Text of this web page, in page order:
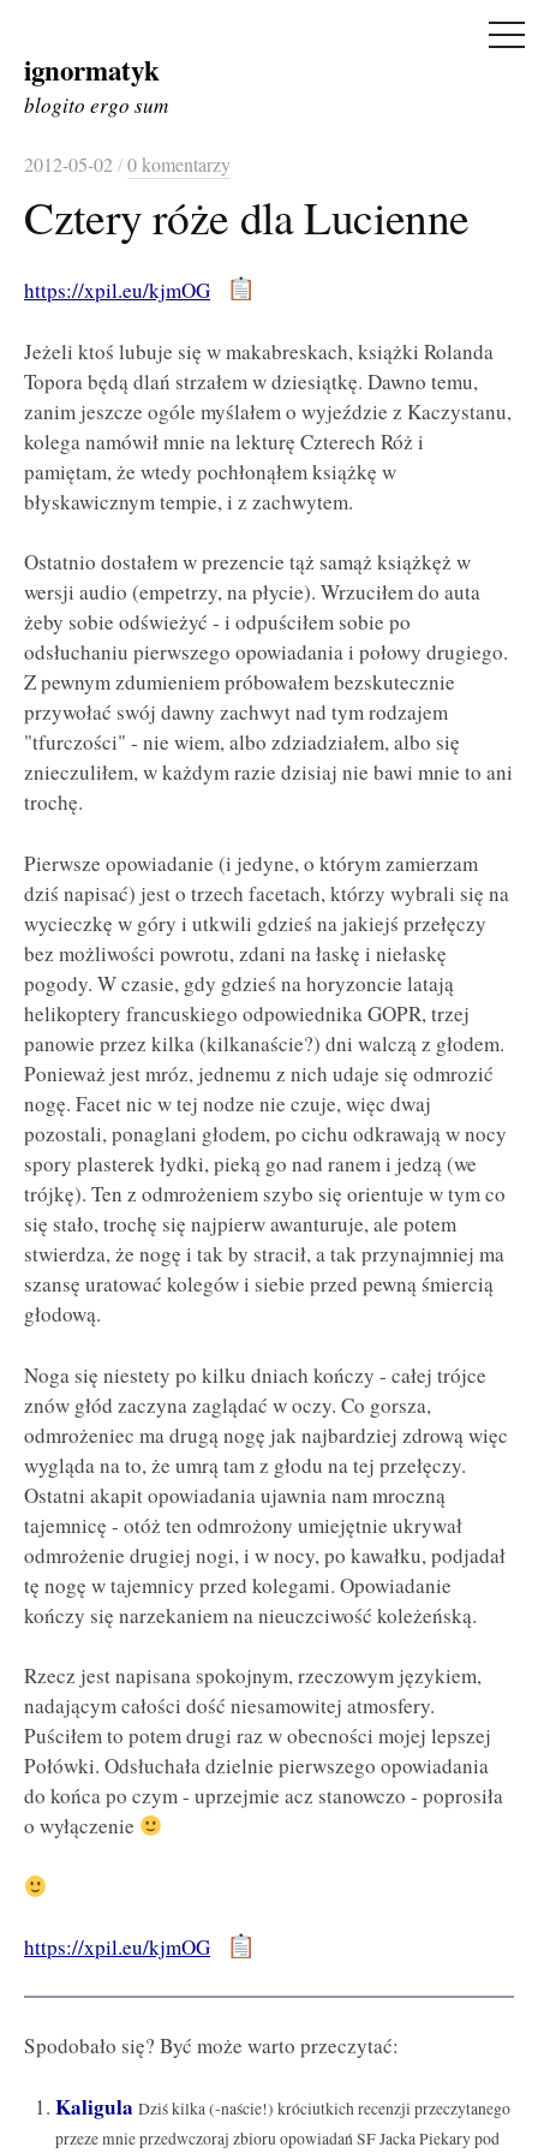
Skip
to
ignormatyk
blogito ergo sum
2012-05-02/0 komentarzy
Cztery róże dla Lucienne
https://xpil.eu/kjmOG
Jeżeli ktoś lubuje się w makabreskach, książki Rolanda
Topora będą dlań strzałem w dziesiątkę. Dawno temu,
zanim jeszcze ogóle myślałem o wyjeździe z Kaczystanu,
kolega namówił mnie na lekturę Czterech Róż i
pamiętam, że wtedy pochłonąłem książkę w
błyskawicznym tempie, i z zachwytem.
Ostatnio dostałem w prezencie tąż samąż książkęż w
wersji audio (empetrzy, na płycie). Wrzuciłem do auta
żeby sobie odświeżyć - i odpuściłem sobie po
odsłuchaniu pierwszego opowiadania i połowy drugiego.
Z pewnym zdumieniem próbowałem bezskutecznie
przywołać swój dawny zachwyt nad tym rodzajem
"tfurczości" - nie wiem, albo zdziadziałem, albo się
znieczuliłem, w każdym razie dzisiaj nie bawi mnie to ani
trochę.
Pierwsze opowiadanie (i jedyne, o którym zamierzam
dziś napisać) jest o trzech facetach, którzy wybrali się na
wycieczkę w góry i utkwili gdzieś na jakiejś przełęczy
bez możliwości powrotu, zdani na łaskę i niełaskę
pogody. W czasie, gdy gdzieś na horyzoncie latają
helikoptery francuskiego odpowiednika GOPR, trzej
panowie przez kilka (kilkanaście?) dni walczą z głodem.
Ponieważ jest mróz, jednemu z nich udaje się odmrozić
nogę. Facet nic w tej nodze nie czuje, więc dwaj
pozostali, ponaglani głodem, po cichu odkrawają w nocy
spory plasterek łydki, pieką go nad ranem i jedzą (we
trójkę). Ten z odmrożeniem szybo się orientuje w tym co
się stało, trochę się najpierw awanturuje, ale potem
stwierdza, że nogę i tak by stracił, a tak przynajmniej ma
szansę uratować kolegów i siebie przed pewną śmiercią
głodową.
Noga się niestety po kilku dniach kończy - całej trójce
znów głód zaczyna zaglądać w oczy. Co gorsza,
odmrożeniec ma drugą nogę jak najbardziej zdrową więc
wygląda na to, że umrą tam z głodu na tej przełęczy.
Ostatni akapit opowiadania ujawnia nam mroczną
tajemnicę - otóż ten odmrożony umiejętnie ukrywał
odmrożenie drugiej nogi, i w nocy, po kawałku, podjadał
tę nogę w tajemnicy przed kolegami. Opowiadanie
kończy się narzekaniem na nieuczciwość koleżeńską.
Rzecz jest napisana spokojnym, rzeczowym językiem,
nadającym całości dość niesamowitej atmosfery.
Puściłem to potem drugi raz w obecności mojej lepszej
Połówki. Odsłuchała dzielnie pierwszego opowiadania
do końca po czym - uprzejmie acz stanowczo - poprosiła
o wyłączenie
https://xpil.eu/kjmOG
Spodobało się? Być może warto przeczytać:
Kaligula Dziś kilka (-naście!) króciutkich recenzji przeczytanego
przeze mnie przedwczoraj zbioru opowiadań SF Jacka Piekary pod